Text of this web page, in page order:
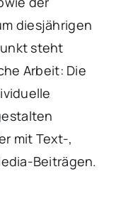
diesjährigen
steht
Arbeit: Die
mit Text-,
Beiträgen.